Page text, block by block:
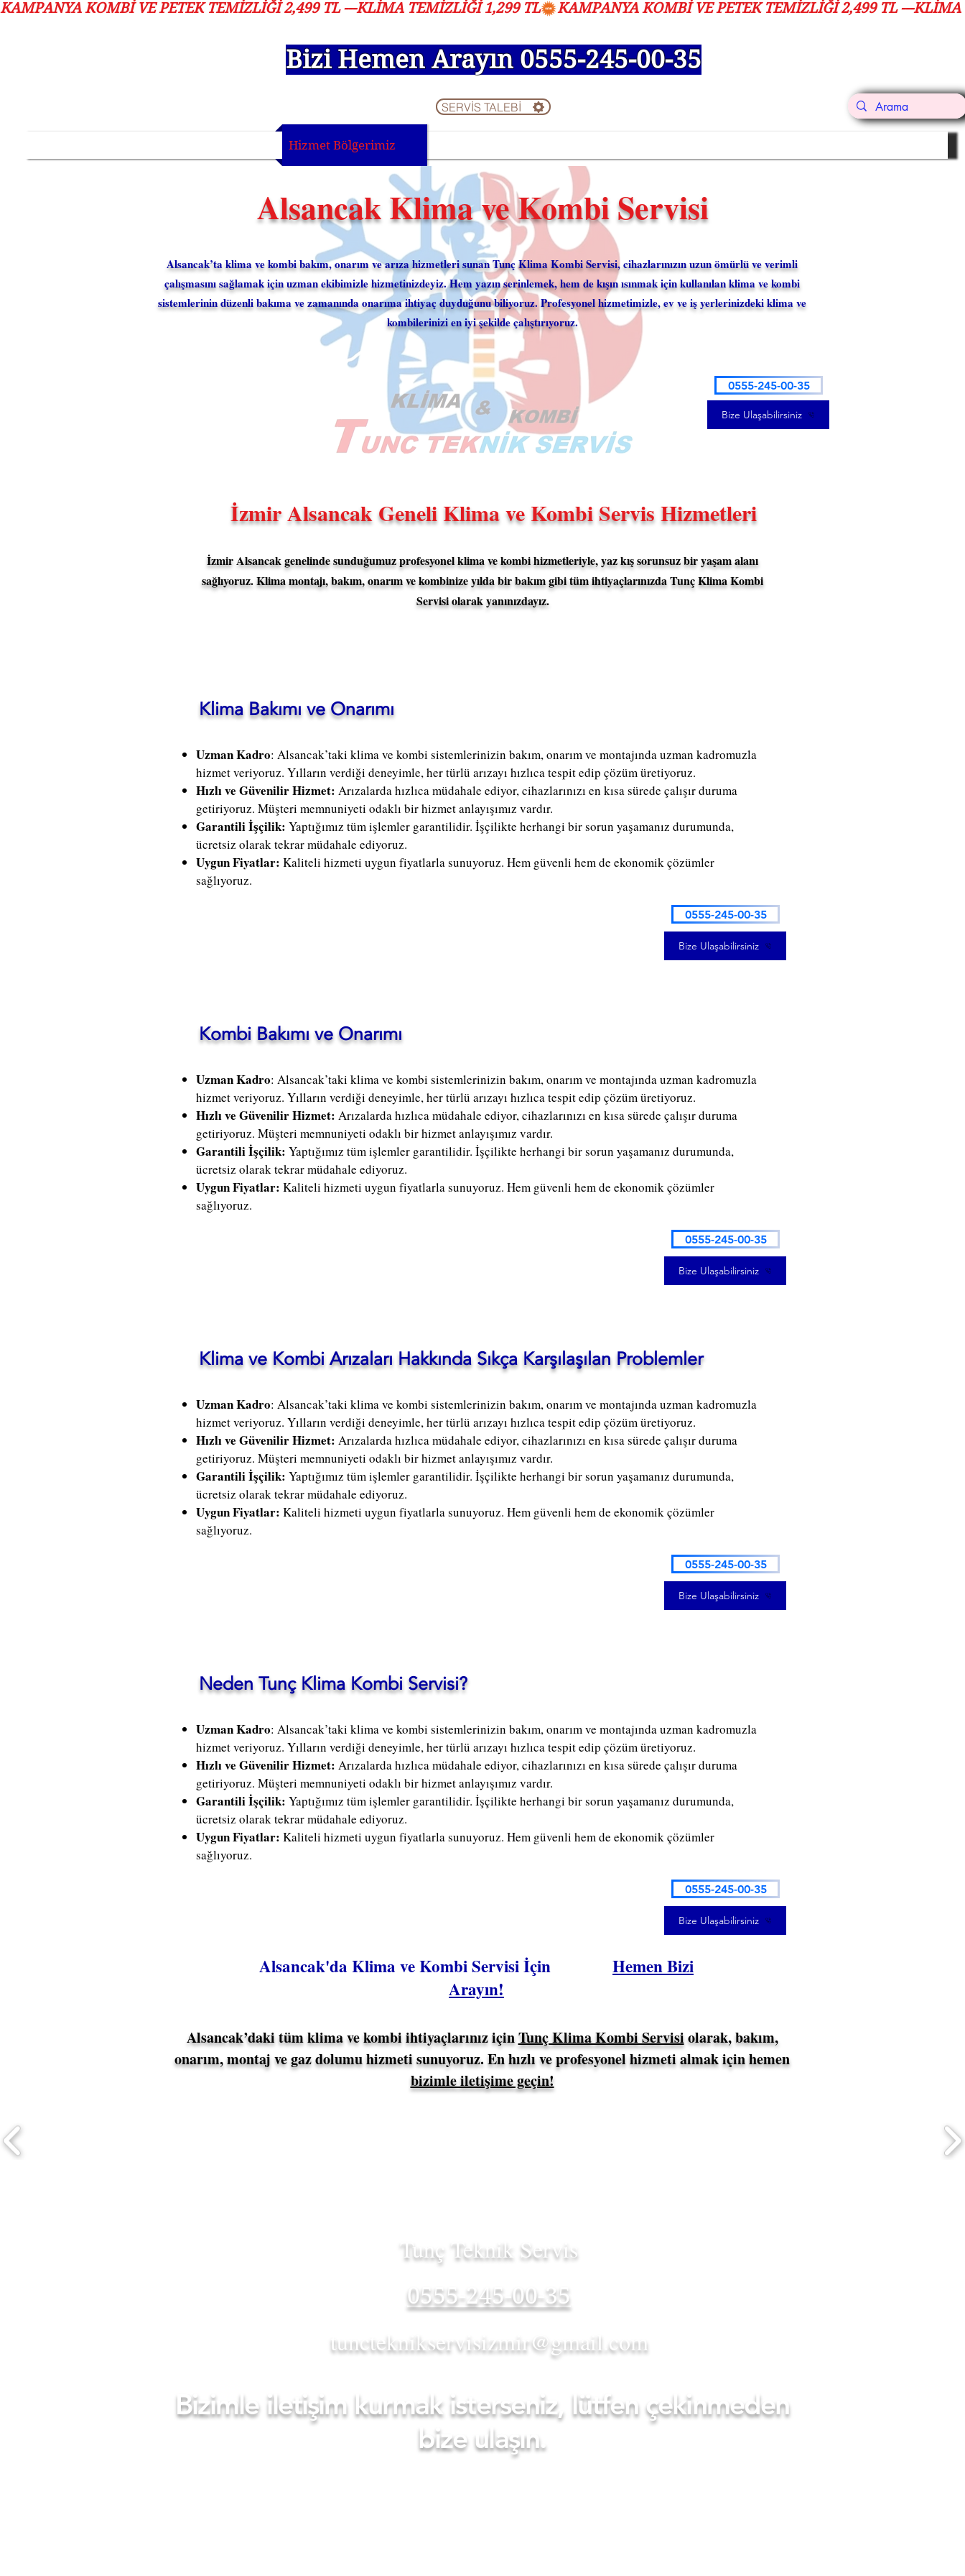
KAMPANYA KOMBİ VE PETEK TEMİZLIĞI 2,499 TL ---KLİMA TEMİZLİĞİ 1,299 TL
Bizi Hemen Arayın 0555-245-00-35
SERVİS TALEBİ
Hizmet Bölgerimiz
Alsancak Klima ve Kombi Servisi
Alsancak’ta klima ve kombi bakım, onarım ve arıza hizmetleri sunan Tunç Klima Kombi Servisi, cihazlarınızın uzun ömürlü ve verimli
çalışmasını sağlamak için uzman ekibimizle hizmetinizdeyiz. Hem yazın serinlemek, hem de kışın ısınmak için kullanılan klima ve kombi
sistemlerinin düzenli bakıma ve zamanında onarıma ihtiyaç duyduğunu biliyoruz. Profesyonel hizmetimizle, ev ve iş yerlerinizdeki klima ve
kombilerinizi en iyi şekilde çalıştırıyoruz.
0555-245-00-35
Bize Ulaşabilirsiniz
İzmir Alsancak Geneli Klima ve Kombi Servis Hizmetleri
İzmir Alsancak genelinde sunduğumuz profesyonel klima ve kombi hizmetleriyle, yaz kış sorunsuz bir yaşam alanı
sağlıyoruz. Klima montajı, bakım, onarım ve kombinize yılda bir bakım gibi tüm ihtiyaçlarınızda Tunç Klima Kombi
Servisi olarak yanınızdayız.
Klima Bakımı ve Onarımı
Uzman Kadro: Alsancak’taki klima ve kombi sistemlerinizin bakım, onarım ve montajında uzman kadromuzla
hizmet veriyoruz. Yılların verdiği deneyimle, her türlü arızayı hızlıca tespit edip çözüm üretiyoruz.
Hızlı ve Güvenilir Hizmet: Arızalarda hızlıca müdahale ediyor, cihazlarınızı en kısa sürede çalışır duruma
getiriyoruz. Müşteri memnuniyeti odaklı bir hizmet anlayışımız vardır.
Garantili İşçilik: Yaptığımız tüm işlemler garantilidir. İşçilikte herhangi bir sorun yaşamanız durumunda,
ücretsiz olarak tekrar müdahale ediyoruz.
Uygun Fiyatlar: Kaliteli hizmeti uygun fiyatlarla sunuyoruz. Hem güvenli hem de ekonomik çözümler
sağlıyoruz.
0555-245-00-35
Bize Ulaşabilirsiniz
Kombi Bakımı ve Onarımı
Uzman Kadro: Alsancak’taki klima ve kombi sistemlerinizin bakım, onarım ve montajında uzman kadromuzla
hizmet veriyoruz. Yılların verdiği deneyimle, her türlü arızayı hızlıca tespit edip çözüm üretiyoruz.
Hızlı ve Güvenilir Hizmet: Arızalarda hızlıca müdahale ediyor, cihazlarınızı en kısa sürede çalışır duruma
getiriyoruz. Müşteri memnuniyeti odaklı bir hizmet anlayışımız vardır.
Garantili İşçilik: Yaptığımız tüm işlemler garantilidir. İşçilikte herhangi bir sorun yaşamanız durumunda,
ücretsiz olarak tekrar müdahale ediyoruz.
Uygun Fiyatlar: Kaliteli hizmeti uygun fiyatlarla sunuyoruz. Hem güvenli hem de ekonomik çözümler
sağlıyoruz.
0555-245-00-35
Bize Ulaşabilirsiniz
Klima ve Kombi Arızaları Hakkında Sıkça Karşılaşılan Problemler
Uzman Kadro: Alsancak’taki klima ve kombi sistemlerinizin bakım, onarım ve montajında uzman kadromuzla
hizmet veriyoruz. Yılların verdiği deneyimle, her türlü arızayı hızlıca tespit edip çözüm üretiyoruz.
Hızlı ve Güvenilir Hizmet: Arızalarda hızlıca müdahale ediyor, cihazlarınızı en kısa sürede çalışır duruma
getiriyoruz. Müşteri memnuniyeti odaklı bir hizmet anlayışımız vardır.
Garantili İşçilik: Yaptığımız tüm işlemler garantilidir. İşçilikte herhangi bir sorun yaşamanız durumunda,
ücretsiz olarak tekrar müdahale ediyoruz.
Uygun Fiyatlar: Kaliteli hizmeti uygun fiyatlarla sunuyoruz. Hem güvenli hem de ekonomik çözümler
sağlıyoruz.
0555-245-00-35
Bize Ulaşabilirsiniz
Neden Tunç Klima Kombi Servisi?
Uzman Kadro: Alsancak’taki klima ve kombi sistemlerinizin bakım, onarım ve montajında uzman kadromuzla
hizmet veriyoruz. Yılların verdiği deneyimle, her türlü arızayı hızlıca tespit edip çözüm üretiyoruz.
Hızlı ve Güvenilir Hizmet: Arızalarda hızlıca müdahale ediyor, cihazlarınızı en kısa sürede çalışır duruma
getiriyoruz. Müşteri memnuniyeti odaklı bir hizmet anlayışımız vardır.
Garantili İşçilik: Yaptığımız tüm işlemler garantilidir. İşçilikte herhangi bir sorun yaşamanız durumunda,
ücretsiz olarak tekrar müdahale ediyoruz.
Uygun Fiyatlar: Kaliteli hizmeti uygun fiyatlarla sunuyoruz. Hem güvenli hem de ekonomik çözümler
sağlıyoruz.
0555-245-00-35
Bize Ulaşabilirsiniz
Alsancak'da Klima ve Kombi Servisi İçin Hemen Bizi
Arayın!
Alsancak’daki tüm klima ve kombi ihtiyaçlarınız içinTunç Klima Kombi Servisiolarak, bakım,
onarım, montaj ve gaz dolumu hizmeti sunuyoruz. En hızlı ve profesyonel hizmeti almak için hemen
bizimle iletişime geçin!
Tunç Teknik Servis
0555-245-00-35
tuncteknikservisizmir@gmail.com
Bizimle iletişim kurmak isterseniz, lütfen çekinmeden
bize ulaşın.